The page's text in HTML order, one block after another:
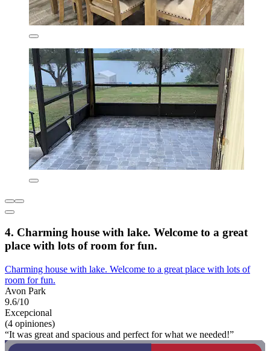
4. Charming house with lake. Welcome to a great
place with lots of room for fun.
Charming house with lake. Welcome to a great place with lots of
room for fun.
Avon Park
9.6/10
Excepcional
(4 opiniones)
“It was great and spacious and perfect for what we needed!”